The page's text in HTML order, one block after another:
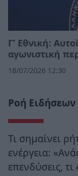
Γ’ Εθνική:
αγωνιστική
18/07/2026 12:30
Ροή Ειδήσεων
Τι σημαίνει
ενέργεια:
επενδύσεις, τι